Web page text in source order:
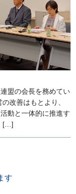
盟の会長を務めてい
改善はもとより、
動と一体的に推進す
[…]
す